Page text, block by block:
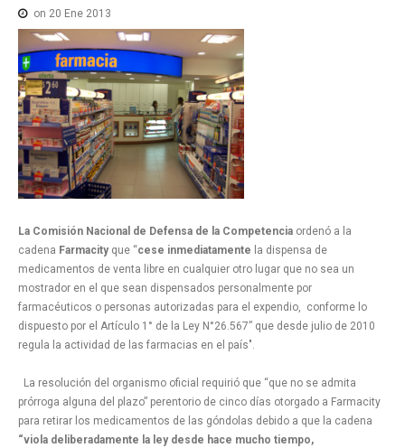
on 20 Ene 2013
La Comisión Nacional de Defensa de la Competencia ordenó a la
cadena Farmacity que “cese inmediatamente la dispensa de
medicamentos de venta libre en cualquier otro lugar que no sea un
mostrador en el que sean dispensados personalmente por
farmacéuticos o personas autorizadas para el expendio, conforme lo
dispuesto por el Artículo 1° de la Ley N°26.567” que desde julio de 2010
regula la actividad de las farmacias en el país".
La resolución del organismo oficial requirió que “que no se admita
prórroga alguna del plazo” perentorio de cinco días otorgado a Farmacity
para retirar los medicamentos de las góndolas debido a que la cadena
“viola deliberadamente la ley desde hace mucho tiempo,